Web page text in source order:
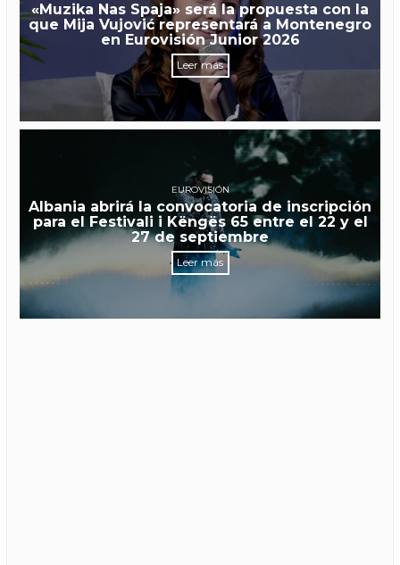
«Muzika Nas Spaja» será la propuesta con la
que Mija Vujović representará a Montenegro
en Eurovisión Junior 2026
Leer más
EUROVISIÓN
Albania abrirá la convocatoria de inscripción
para el Festivali i Këngës 65 entre el 22 y el
27 de septiembre
Leer más